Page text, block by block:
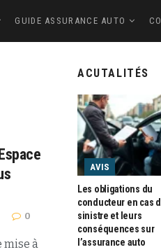
GUIDE ASSURANCE AUTO
0
mise à
ACUTALITÉS
AVIS
Les obligations du
conducteur en cas
sinistre et leurs
conséquences sur
l’assurance auto